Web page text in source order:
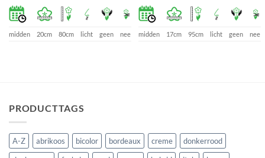
midden 20cm 80cm licht geen nee midden 17cm 95cm licht geen nee
PRODUCTTAGS
A-Z abrikoos bicolor bordeaux creme
donkerrood